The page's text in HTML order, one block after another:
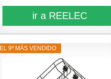
ir a REELEC
EL 9º MÁS VENDIDO